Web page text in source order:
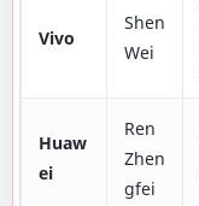
Vivo
Shen
Wei
Huaw
ei
Ren
Zhen
gfei